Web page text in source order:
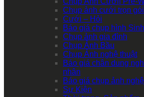
Chụp ảnh cưới trọn
Cưới – Hỏi
Báo giá chụp hình
Chụp ảnh gia đình
Chụp Ảnh Bầu
Chụp Ảnh nghệ thuật
Báo giá chân dung
nhân
Báo giá chụp ảnh
Sự Kiện